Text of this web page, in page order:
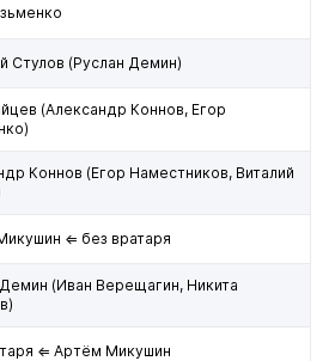
Стулов (Руслан Демин)
(Александр Коннов, Егор
Коннов (Егор Наместников, Виталий
⇐ без вратаря
(Иван Верещагин, Никита
⇐ Артём Микушин